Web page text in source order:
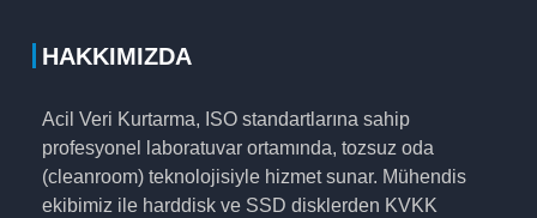
HAKKIMIZDA
Acil Veri Kurtarma, ISO standartlarına sahip
profesyonel laboratuvar ortamında, tozsuz oda
(cleanroom) teknolojisiyle hizmet sunar. Mühendis
ekibimiz ile harddisk ve SSD disklerden KVKK